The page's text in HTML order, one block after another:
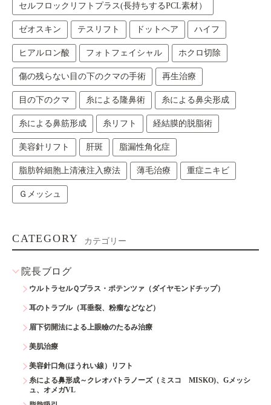
セルフロックリフトプラス(長持ちするPCL素材）
ゼオスキン テスリフト ドットヘア ハイフ
ヒアルロン酸 フォトフェイシャル ホクロ切除
傷の残らない目の下のクマの手術 再生治療
目の下のクマ 糸による隆鼻術 糸による鼻尖形成
糸による鼻筋形成 糸リフト 経結膜的脱脂術
美容針リフト 肝斑 脂漏性角化症
脂肪幹細胞上清液注入療法 薄毛治療 重症ニキビ
Ｇメッシュ
CATEGORY カテゴリー
院長ブログ
ウルトラセルＱプラス・ポテンツァ（ダイヤモンドチップ）
耳のトラブル（耳垂裂、粉瘤などなど）
眉下切開法による上眼瞼のたるみ治療
美肌治療
美容針口角(ほうれい線）リフト
糸による鼻形成～クレオパトラノーズ（ミスコ MISKO)、Gメッシ
ュ、オメガVL